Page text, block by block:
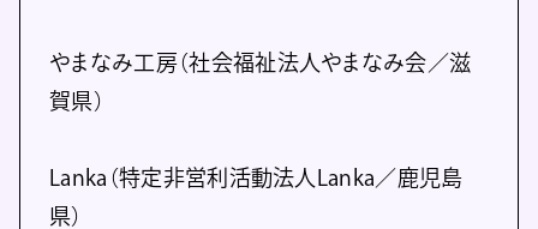
やまなみ工房（社会福祉法人やまなみ会／滋
賀県）
Lanka（特定非営利活動法人Lanka／鹿児島
県）